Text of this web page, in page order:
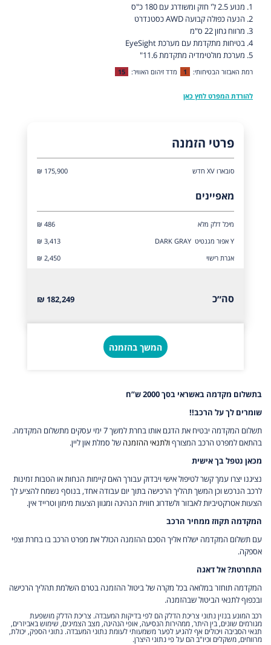
1. מנוע 2.5 ל' חזק ומשודרג עם 180 כ"ס
2. הנעה כפולה קבועה AWD כסטנדרט
3. מרווח גחון 22 ס"מ
4. בטיחות מתקדמת עם מערכת EyeSight
5. מערכת מולטימדיה מתקדמת 11.6"
רמת האבזור הבטיחותי: 1 מדד זיהום האוויר: 15
להורדת המפרט לחץ כאן
פרטי הזמנה
סובארו XV חדש 175,900 ₪
מאפיינים
מיכל דלק מלא
₪ 486
Y אפור מגנטיט DARK GRAY
₪ 3,413
אגרת רישוי
₪ 2,450
סה״כ 182,249 ₪
המשך בהזמנה
בתשלום מקדמה באשראי בסך 2000 ש”ח
שומרים לך על הרכב!!
תשלום המקדמה יבטיח את הדגם אותו בחרת למשך 7 ימי עסקים מתשלום המקדמה.
בהתאם למפרט הרכב המצורף ולתנאי ההזמנה של סמלת און ליין.
מכאן נטפל בך אישית
נציגנו יצרו עמך קשר לטיפול אישי ויבדוק עבורך האם קיימות הנחות או הטבות זמינות
לרכב הנרכש וכן המשך תהליך הרכישה בתוך יום עבודה אחד, בנוסף נשמח להציע לך
הצעות אטרקטיביות לאבזור ולשדרוג חווית הנהיגה ומגוון הצעות מימון וטרייד אין.
המקדמה תקוזז ממחיר הרכב
עם תשלום המקדמה ישלח אליך הסכם ההזמנה הכולל את מפרט הרכב בו בחרת וצפי
אספקה.
התחרטת? אל דאגה
המקדמה תוחזר במלואה בכל מקרה של ביטול ההזמנה בטרם השלמת תהליך הרכישה
ובכפוף לתנאי הביטול שבהזמנה.
רכב המונע בנזין נתוני צריכת הדלק הם לפי בדיקות המעבדה. צריכת הדלק מושפעת
מגורמים שונים, בין היתר, ממהירות הנסיעה, אופי הנהיגה, מצב הצמיגים, שימוש באביזרים,
תנאי הסביבה ויכולים אף להגיע לפער משמעותי לעומת נתוני המעבדה. נתוני הספק, יכולת,
מרווחים, משקלים וכיו"ב הם על פי נתוני היצרן.